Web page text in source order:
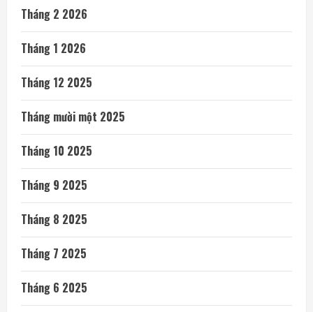
Tháng 2 2026
Tháng 1 2026
Tháng 12 2025
Tháng mười một 2025
Tháng 10 2025
Tháng 9 2025
Tháng 8 2025
Tháng 7 2025
Tháng 6 2025